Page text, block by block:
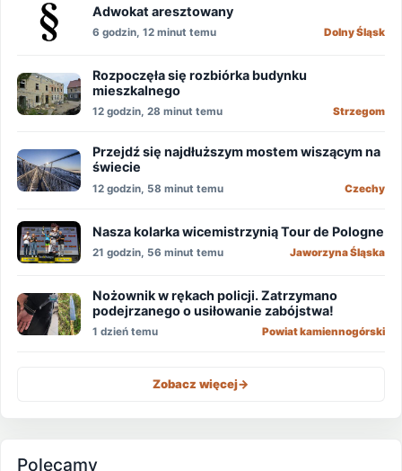
Adwokat aresztowany
6 godzin, 12 minut temu Dolny Śląsk
Rozpoczęła się rozbiórka budynku
mieszkalnego
12 godzin, 28 minut temu Strzegom
Przejdź się najdłuższym mostem wiszącym na
świecie
12 godzin, 58 minut temu Czechy
Nasza kolarka wicemistrzynią Tour de Pologne
21 godzin, 56 minut temu Jaworzyna Śląska
Nożownik w rękach policji. Zatrzymano
podejrzanego o usiłowanie zabójstwa!
1 dzień temu Powiat kamiennogórski
Zobacz więcej->
Polecamy